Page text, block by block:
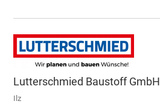
Lutterschmied Baustoff GmbH
Ilz